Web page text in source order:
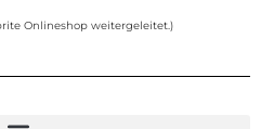
Onlineshop weitergeleitet.)